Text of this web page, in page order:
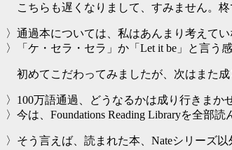
こちらも遅くなりまして、すみません。柊
〉通過本については、私はあんまり考えて
〉「ケ・セラ・セラ」か「Let it be」と言う感
初めてこだわってみましたが、次はまた成
〉100万語通過、どうなるかは成り行きまかせ
〉今は、Foundations Reading Libraryを全部
〉そう言えば、読まれた本、Nateシリーズ